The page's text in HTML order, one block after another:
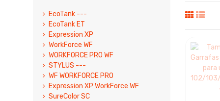
EcoTank ---
EcoTank ET
Expression XP
WorkForce WF
WORKFORCE PRO WF
STYLUS ---
WF WORKFORCE PRO
Expression XP WorkForce WF
SureColor SC